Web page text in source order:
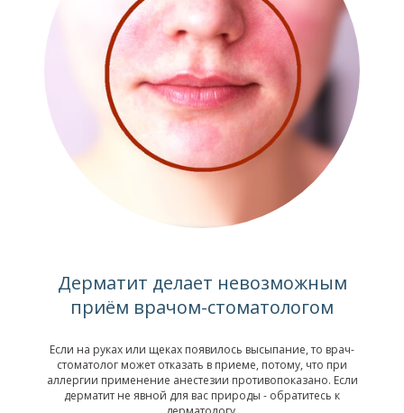
Дерматит делает невозможным
приём врачом-стоматологом
Если на руках или щеках появилось высыпание, то врач-
стоматолог может отказать в приеме, потому, что при
аллергии применение анестезии противопоказано. Если
дерматит не явной для вас природы - обратитесь к